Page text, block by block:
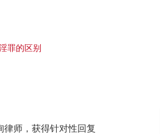
罪的区别
律师，获得针对性回复